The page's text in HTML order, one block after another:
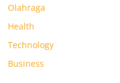
Olahraga
Health
Technology
Business